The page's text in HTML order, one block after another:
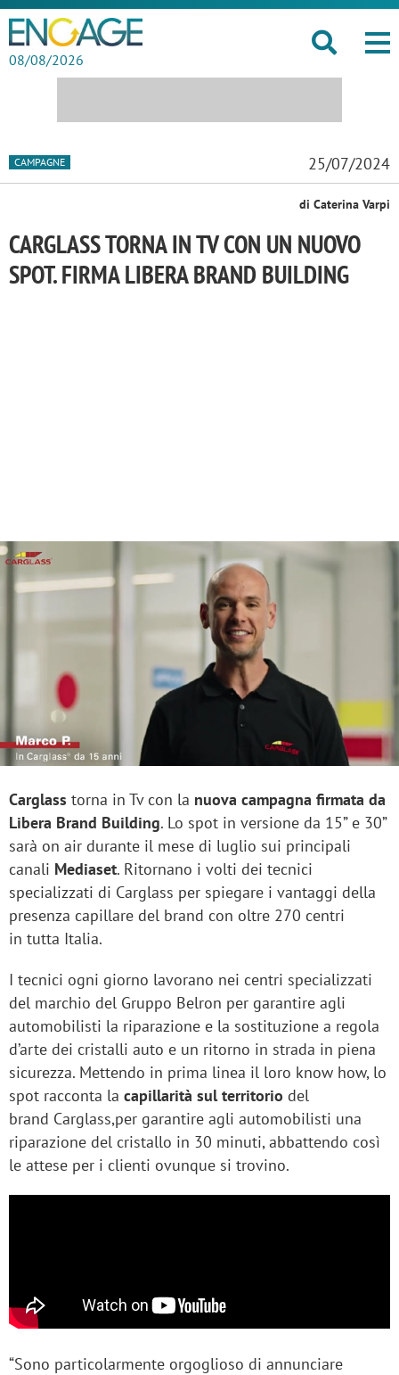
08/08/2026
CAMPAGNE 25/07/2024
di Caterina Varpi
CARGLASS TORNA IN TV CON UN NUOVO
SPOT. FIRMA LIBERA BRAND BUILDING
Carglass torna in Tv con la nuova campagna firmata da
Libera Brand Building. Lo spot in versione da 15” e 30”
sarà on air durante il mese di luglio sui principali
canali Mediaset. Ritornano i volti dei tecnici
specializzati di Carglass per spiegare i vantaggi della
presenza capillare del brand con oltre 270 centri
in tutta Italia.
I tecnici ogni giorno lavorano nei centri specializzati
del marchio del Gruppo Belron per garantire agli
automobilisti la riparazione e la sostituzione a regola
d’arte dei cristalli auto e un ritorno in strada in piena
sicurezza. Mettendo in prima linea il loro know how, lo
spot racconta la capillarità sul territorio del
brand Carglass,per garantire agli automobilisti una
riparazione del cristallo in 30 minuti, abbattendo così
le attese per i clienti ovunque si trovino.
“Sono particolarmente orgoglioso di annunciare